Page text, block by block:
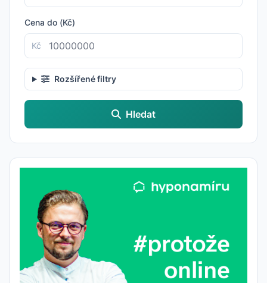
Cena do (Kč)
Kč
Rozšířené filtry
Hledat